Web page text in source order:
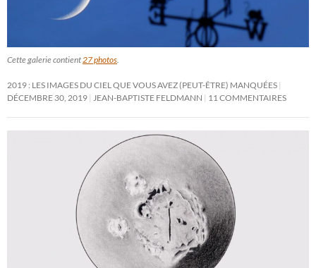
Cette galerie contient 27 photos
2019 : LES IMAGES DU CIEL QUE VOUS AVEZ (PEUT-ÊTRE) MANQUÉES
DÉCEMBRE 30, 2019
JEAN-BAPTISTE FELDMANN 11 COMMENTAIRES